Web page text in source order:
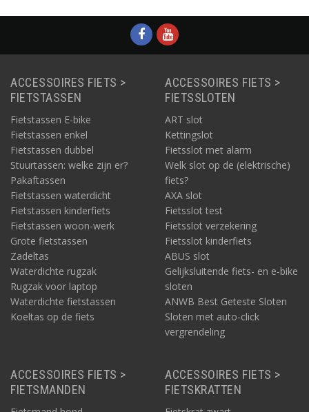
16 tot 29 inch.
ACCESSOIRES FIETS >
FIETSTASSEN
Fietstassen E-bike
Fietstassen enkel
Fietstassen dubbel
Stuurtassen: welke zijn er?
Pakaftassen
Fietstassen waterdicht
Fietstassen kinderfiets
Fietstassen woon-werk
Grote fietstassen
Zadeltas
Waterdichte rugzak
Rugzak voor laptop
Waterdichte fietstassen
Koeltas op de fiets
ACCESSOIRES FIETS >
FIETSSLOTEN
ART slot
Kettingslot
Fietsslot met alarm
Welk slot op de (elektrische)
fiets?
AXA slot
Fietsslot test
Fietsslot verzekering
Fietsslot kinderfiets
ABUS slot
Gelijksluitende fiets- en e-bike
sloten
ANWB Best Geteste Sloten
Sloten met auto-click
vergrendeling
ACCESSOIRES FIETS >
FIETSMANDEN
ACCESSOIRES FIETS >
FIETSKRATTEN